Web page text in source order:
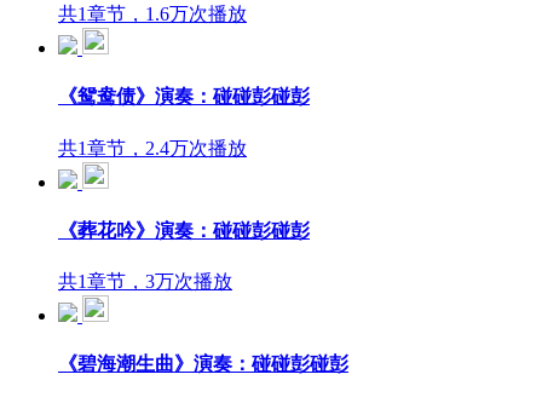
共1章节，1.6万次播放
《鸳鸯债》演奏：碰碰彭碰彭
共1章节，2.4万次播放
《葬花吟》演奏：碰碰彭碰彭
共1章节，3万次播放
《碧海潮生曲》演奏：碰碰彭碰彭